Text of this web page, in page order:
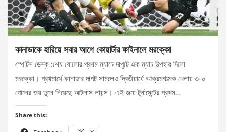
কানাডাকে হারিয়ে সবার আগে কোয়ার্টার ফাইনালে মরক্কো
স্পোর্টস ডেস্ক :শেষ ষোলোর প্রথম ম্যাচে দাপুটে এক ম্যাচ উপহার দিলো
মরক্কো। প্রথমার্ধে কানাডার দাপট সামলেও দ্বিতীয়ার্ধে আক্রমণাত্মক খেলায় ৩-০
গোলের জয় তুলে নিয়েছে আটলাস লায়ন্স। এই জয়ে টুর্নামেন্টের প্রথম…
Share this: